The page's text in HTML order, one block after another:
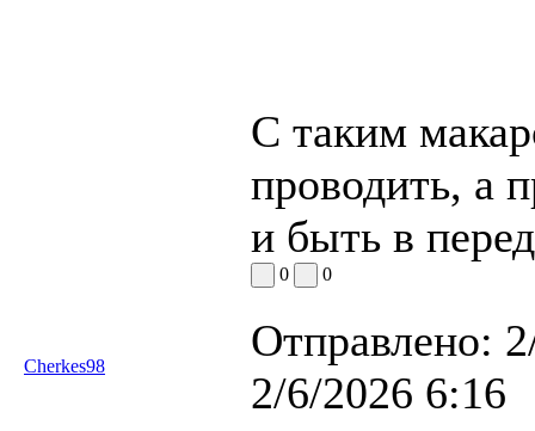
С таким
проводить, а
и быть в
0 0
Cherkes98
Отправлено:
2/6/2026 6:16